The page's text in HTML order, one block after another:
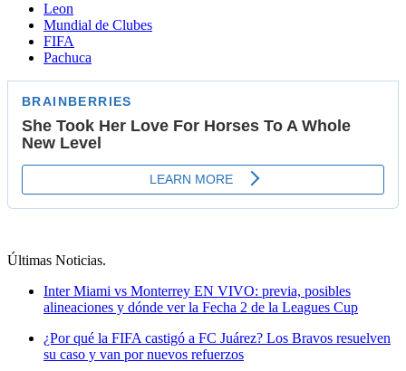
Leon
Mundial de Clubes
FIFA
Pachuca
Últimas Noticias.
Inter Miami vs Monterrey EN VIVO: previa, posibles
alineaciones y dónde ver la Fecha 2 de la Leagues Cup
¿Por qué la FIFA castigó a FC Juárez? Los Bravos resuelven
su caso y van por nuevos refuerzos